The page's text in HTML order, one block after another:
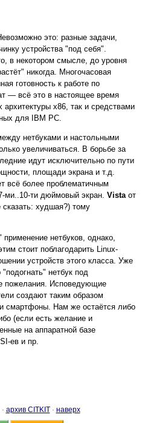
это: разные задачи,
устройства "под себя".
в некотором смысле, до уровня
никогда. Многочасовая
готовность к работе по
— всё это в настоящее время
архитектуры x86, так и средствами
для IBM PC.
нетбуками и настольными
увеличиваться. В борьбе за
идут исключительно по пути
площади экрана и т.д.
всё более проблематичным
ми..10-ти дюймовый экран. Vistaот
худшая?) тому
нетбуков, однако,
стоит поблагодарить Linux-
устройств этого класса. Уже
нетбук под
пожелания. Исповедующие
создают таким образом
смартфоны. Нам же остаётся либо
(если есть желание и
на аппаратной базе
ев и пр.
· архив CITKIT· наверх